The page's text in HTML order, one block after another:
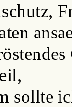
sollte